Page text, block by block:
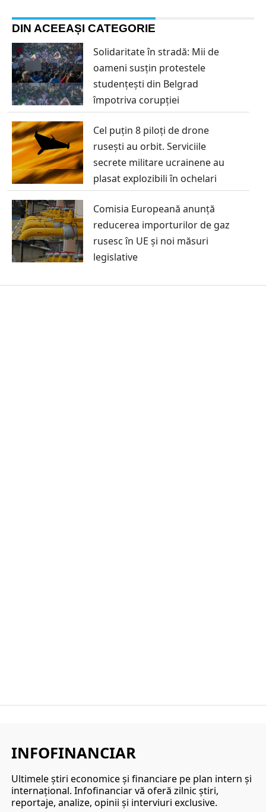
DIN ACEEAȘI CATEGORIE
Solidaritate în stradă: Mii de
oameni susțin protestele
studențești din Belgrad
împotriva corupției
Cel puțin 8 piloți de drone
rusești au orbit. Serviciile
secrete militare ucrainene au
plasat explozibili în ochelari
Comisia Europeană anunță
reducerea importurilor de gaz
rusesc în UE și noi măsuri
legislative
INFOFINANCIAR
Ultimele ştiri economice şi financiare pe plan intern şi
internaţional. Infofinanciar vă oferă zilnic ştiri,
reportaje, analize, opinii şi interviuri exclusive.